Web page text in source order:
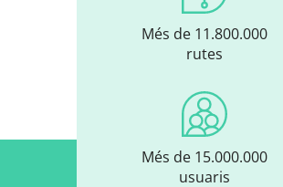
Més de 11.800.000
rutes
Més de 15.000.000
usuaris